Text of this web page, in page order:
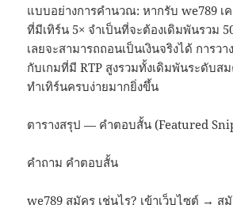
แบบอย่างการคำนวณ: หากรับ we789 เ
ที่มีเทิร์น 5× จำเป็นที่จะต้องเดิมพันรวม
เลยจะสามารถถอนเป็นเงินจริงได้ การว
กับเกมที่มี RTP สูงรวมทั้งเดิมพันระดับส
ทำเทิร์นครบง่ายมากยิ่งขึ้น
ตารางสรุป — คำตอบสั้น (Featured
คำถาม คำตอบสั้น
we789 สมัคร เช่นไร? เข้าเว็บไซต์ → ส